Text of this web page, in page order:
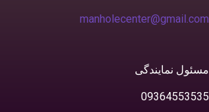
manholecenter@gmail.com
مسئول نمایندگی
09364553535